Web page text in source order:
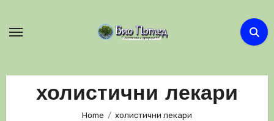
холистични лекари
Home холистични лекари